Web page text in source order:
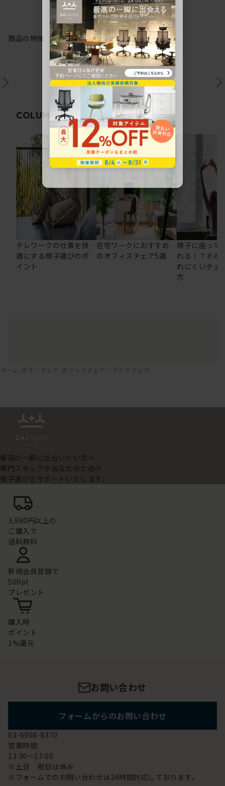
商品の特徴
COLUMN関連コラム
テレワークの仕事を快
適にする椅子選びのポ
イント
在宅ワークにおすすめ
のオフィスチェア5選
椅子に座って
れる！？その
れにくいチェ
方
ホーム 椅子・チェア オフィスチェア・デスクチェア
最高の一脚に出会いたい方へ
専門スタッフがあなたのための
椅子選びをサポートいたします。
3,980円以上の
ご購入で
送料無料
新規会員登録で
500pt
プレゼント
購入時
ポイント
1%還元
お問い合わせ
フォームからのお問い合わせ
03-6908-8370
営業時間
13:30～17:00
※土日 祝日は休み
※フォームでのお問い合わせは24時間対応しております。